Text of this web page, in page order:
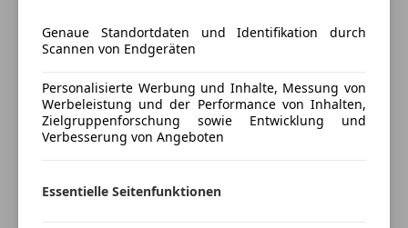
Regensensor
Sitzheizung
Standheizung
Tempomat
Unterhaltung/Media
Bluetooth
Mehr anzeigen
Versicherung
Kfz-Versicherung
Versicherungsschutz an Ihre Bedürfnisse
Genaue Standortdaten und Identifikation durch
Scannen von Endgeräten
Personalisierte Werbung und Inhalte, Messung von
Werbeleistung und der Performance von Inhalten,
Zielgruppenforschung sowie Entwicklung und
Verbesserung von Angeboten
Essentielle Seitenfunktionen